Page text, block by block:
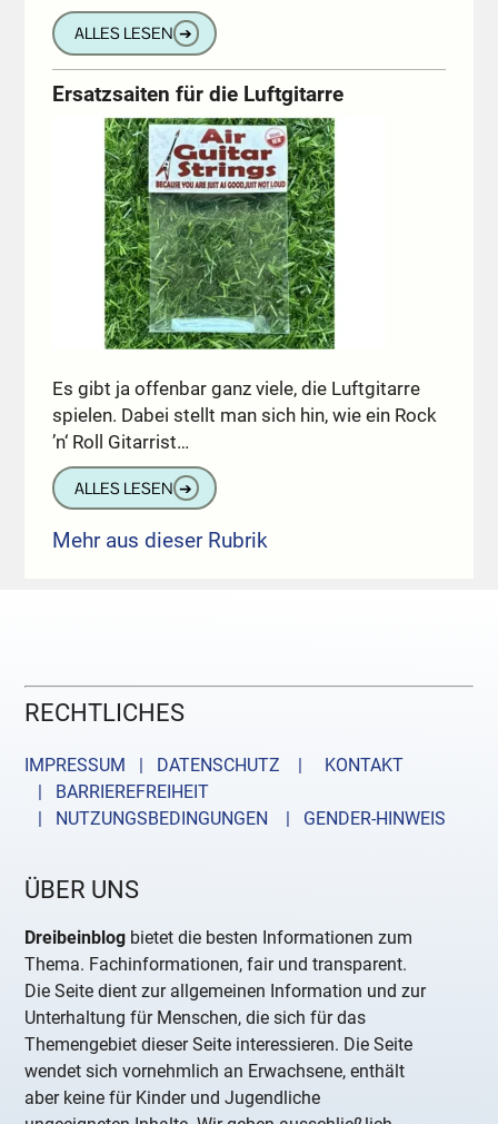
ALLES LESEN ➔
Ersatzsaiten für die Luftgitarre
Es gibt ja offenbar ganz viele, die Luftgitarre
spielen. Dabei stellt man sich hin, wie ein Rock
’n‘ Roll Gitarrist…
ALLES LESEN ➔
Mehr aus dieser Rubrik
RECHTLICHES
IMPRESSUM | DATENSCHUTZ |
KONTAKT
| BARRIEREFREIHEIT
| NUTZUNGSBEDINGUNGEN
| GENDER-HINWEIS
ÜBER UNS
Dreibeinblog bietet die besten Informationen zum
Thema. Fachinformationen, fair und transparent.
Die Seite dient zur allgemeinen Information und zur
Unterhaltung für Menschen, die sich für das
Themengebiet dieser Seite interessieren. Die Seite
wendet sich vornehmlich an Erwachsene, enthält
aber keine für Kinder und Jugendliche